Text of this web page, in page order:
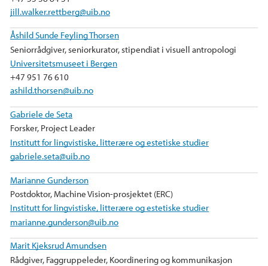
k
jill.walker.rettberg@uib.no
Åshild Sunde Feyling Thorsen
Seniorrådgiver, seniorkurator, stipendiat i visuell antropologi
Universitetsmuseet i Bergen
+47 951 76 610
ashild.thorsen@uib.no
Gabriele de Seta
Forsker, Project Leader
Institutt for lingvistiske, litterære og estetiske studier
gabriele.seta@uib.no
Marianne Gunderson
Postdoktor, Machine Vision-prosjektet (ERC)
Institutt for lingvistiske, litterære og estetiske studier
marianne.gunderson@uib.no
Marit Kjeksrud Amundsen
Rådgiver, Faggruppeleder, Koordinering og kommunikasjon